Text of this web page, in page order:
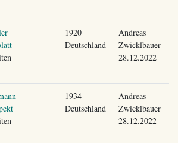
1920
Deutschland
Andreas
Zwicklbauer
28.12.2022
1934
Deutschland
Andreas
Zwicklbauer
28.12.2022